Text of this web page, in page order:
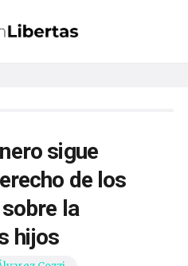
sigue
de los
la
hijos